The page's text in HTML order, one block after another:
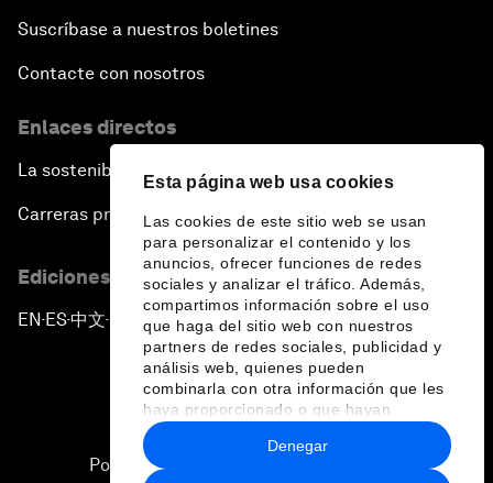
Esta página web usa cookies
Las cookies de este sitio web se usan
para personalizar el contenido y los
anuncios, ofrecer funciones de redes
sociales y analizar el tráfico. Además,
compartimos información sobre el uso
que haga del sitio web con nuestros
partners de redes sociales, publicidad y
análisis web, quienes pueden
combinarla con otra información que les
haya proporcionado o que hayan
recopilado a partir del uso que haya
hecho de sus servicios.
Denegar
Suscríbase a nuestros boletines
Contacte con nosotros
Enlaces directos
La sostenibilidad en el Foro
Carreras profesionales
Ediciones en otros idiomas
EN ▪ES▪中文▪ 日本語
Política de privacidad y normas de uso